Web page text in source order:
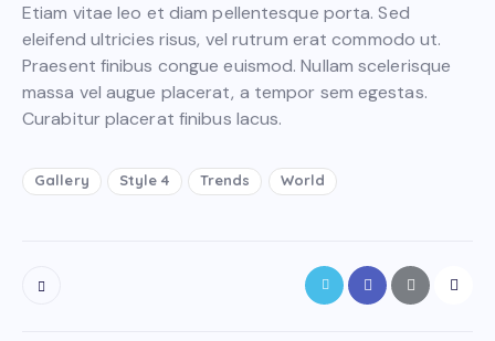
a
s
g
u
b
g
Etiam vitae leo et diam pellentesque porta. Sed
eleifend ultricies risus, vel rutrum erat commodo ut.
Praesent finibus congue euismod. Nullam scelerisque
massa vel augue placerat, a tempor sem egestas.
Curabitur placerat finibus lacus.
Gallery Style 4 Trends World